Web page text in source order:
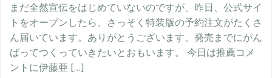
まだ全然宣伝をはじめていないのですが、昨日、公式サイ
トをオープンしたら、さっそく特装版の予約注文がたくさ
ん届いています。ありがとうございます。発売までにがん
ばってつくっていきたいとおもいます。 今日は推薦コメ
ントに伊藤亜 […]